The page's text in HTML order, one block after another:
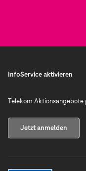
InfoService aktivieren
Telekom
Jetzt anmelden